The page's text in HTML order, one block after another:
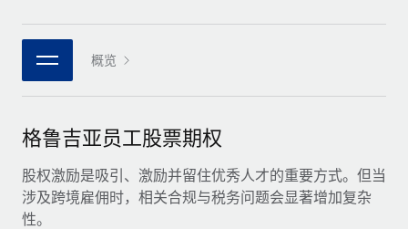
将人力资源无缝融入工作流程
平台
连接
使用我们的 MCP 将任何人工智能工具与 Remote 平台相连
集成
借助核心业务工具简化流程
与我们携手合作
灵活地将全球人力资源嵌入您的平台
职位描述库
活动
Italiano
日本語
한국어
概览
格鲁吉亚员工股票期权
股权激励是吸引、激励并留住优秀人才的重要方式。但当
涉及跨境雇佣时，相关合规与税务问题会显著增加复杂
性。